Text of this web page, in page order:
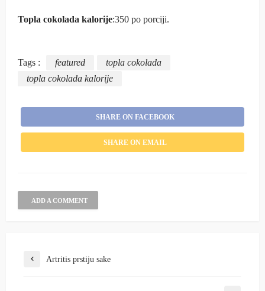
Topla cokolada kalorije:350 po porciji.
Tags : featured
topla cokolada
topla cokolada kalorije
SHARE ON FACEBOOK
SHARE ON EMAIL
ADD A COMMENT
Artritis prstiju sake